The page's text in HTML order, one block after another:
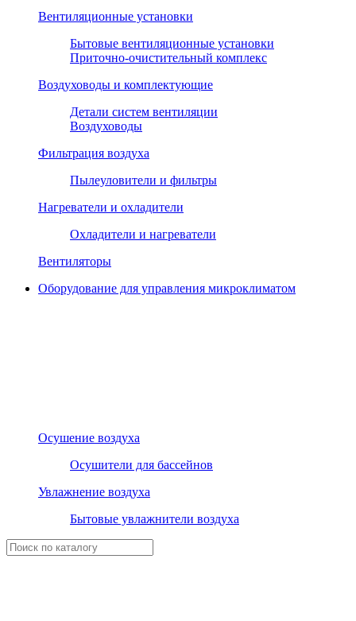
Вентиляционные установки
Бытовые вентиляционные установки
Приточно-очистительный комплекс
Воздуховоды и комплектующие
Детали систем вентиляции
Воздуховоды
Фильтрация воздуха
Пылеуловители и фильтры
Нагреватели и охладители
Охладители и нагреватели
Вентиляторы
Оборудование для управления микроклиматом
Осушение воздуха
Осушители для бассейнов
Увлажнение воздуха
Бытовые увлажнители воздуха